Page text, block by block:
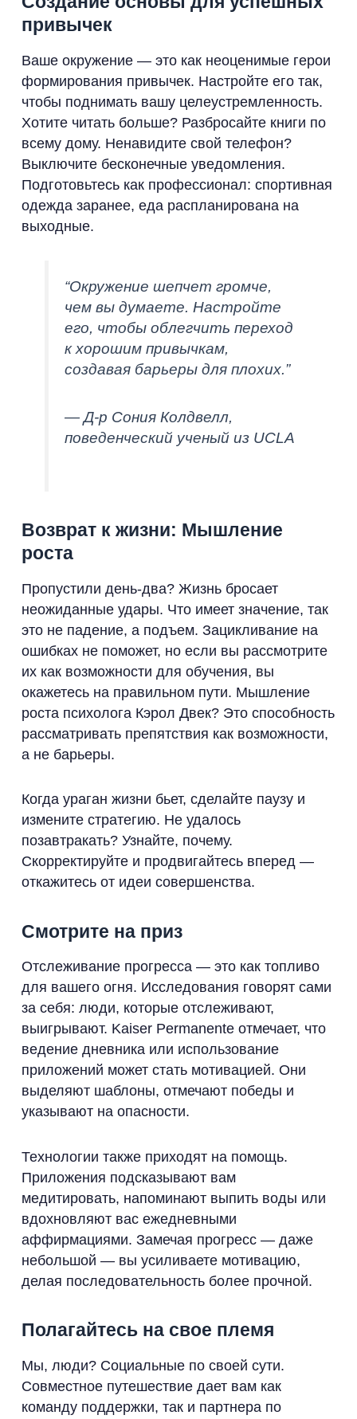
привычек
Ваше окружение — это как неоценимые герои
формирования привычек. Настройте его так,
чтобы поднимать вашу целеустремленность.
Хотите читать больше? Разбросайте книги по
всему дому. Ненавидите свой телефон?
Выключите бесконечные уведомления.
Подготовьтесь как профессионал: спортивная
одежда заранее, еда распланирована на
выходные.
“Окружение шепчет громче,
чем вы думаете. Настройте
его, чтобы облегчить переход
к хорошим привычкам,
создавая барьеры для плохих.”
— Д-р Сония Колдвелл,
поведенческий ученый из UCLA
Возврат к жизни: Мышление
роста
Пропустили день-два? Жизнь бросает
неожиданные удары. Что имеет значение, так
это не падение, а подъем. Зацикливание на
ошибках не поможет, но если вы рассмотрите
их как возможности для обучения, вы
окажетесь на правильном пути. Мышление
роста психолога Кэрол Двек? Это способность
рассматривать препятствия как возможности,
а не барьеры.
Когда ураган жизни бьет, сделайте паузу и
измените стратегию. Не удалось
позавтракать? Узнайте, почему.
Скорректируйте и продвигайтесь вперед —
откажитесь от идеи совершенства.
Смотрите на приз
Отслеживание прогресса — это как топливо
для вашего огня. Исследования говорят сами
за себя: люди, которые отслеживают,
выигрывают. Kaiser Permanente отмечает, что
ведение дневника или использование
приложений может стать мотивацией. Они
выделяют шаблоны, отмечают победы и
указывают на опасности.
Технологии также приходят на помощь.
Приложения подсказывают вам
медитировать, напоминают выпить воды или
вдохновляют вас ежедневными
аффирмациями. Замечая прогресс — даже
небольшой — вы усиливаете мотивацию,
делая последовательность более прочной.
Полагайтесь на свое племя
Мы, люди? Социальные по своей сути.
Совместное путешествие дает вам как
команду поддержки, так и партнера по